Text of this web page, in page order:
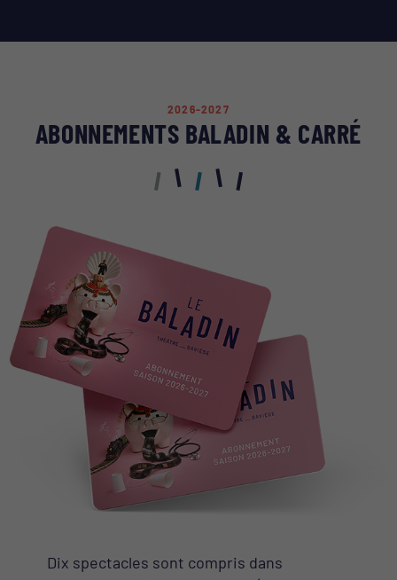
2026-2027
ABONNEMENTS BALADIN & CARRÉ
Dix spectacles sont compris dans